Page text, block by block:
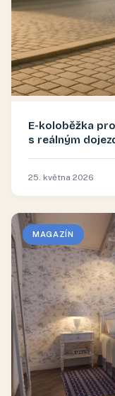
E-koloběžka
s reálným
25. května 2026
MAGAZÍN